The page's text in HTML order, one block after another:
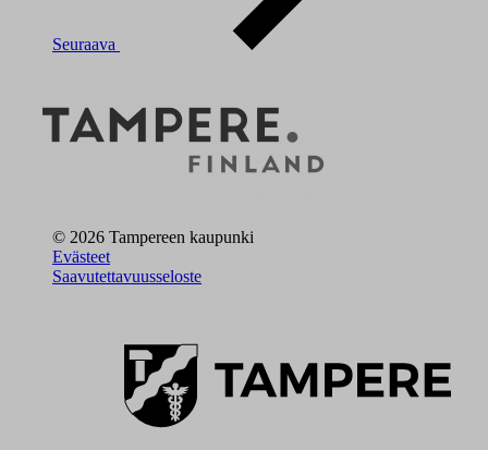
Seuraava
© 2026 Tampereen kaupunki
Evästeet
Saavutettavuusseloste